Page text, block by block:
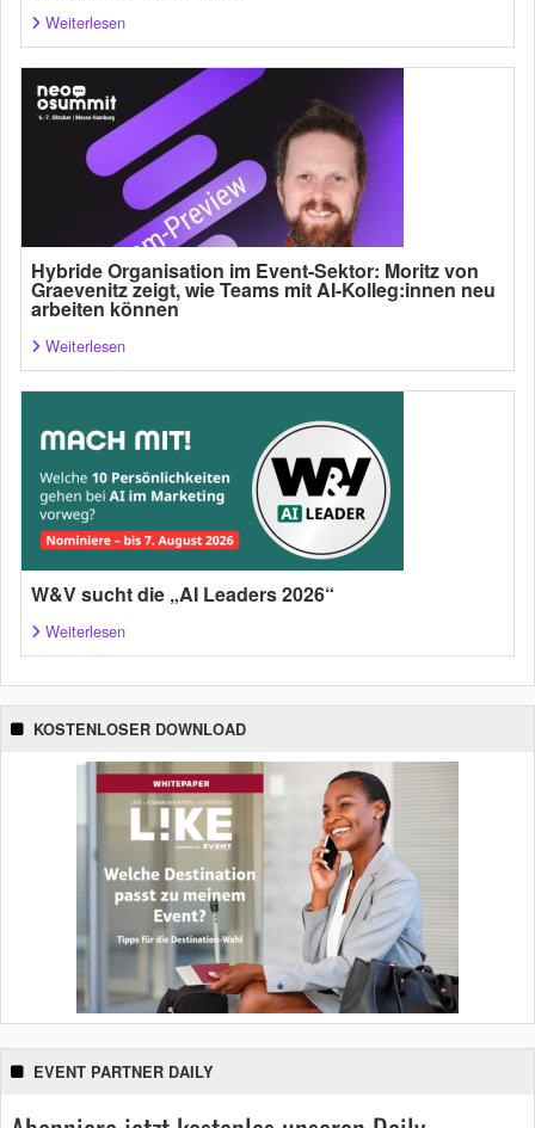
Weiterlesen
Hybride Organisation im Event-Sektor: Moritz von
Graevenitz zeigt, wie Teams mit AI-Kolleg:innen neu
arbeiten können
Weiterlesen
W&V sucht die „AI Leaders 2026“
Weiterlesen
KOSTENLOSER DOWNLOAD
EVENT PARTNER DAILY